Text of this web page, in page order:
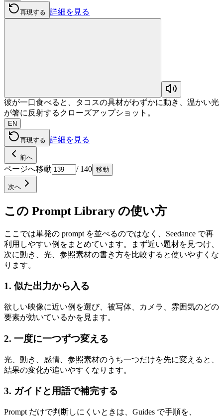
再現する 詳細を見る
彼が一口食べると、タコスの具材がわずかに動き、温かい光
が箸に反射するクローズアップショット。
EN
再現する 詳細を見る
前へ
ページへ移動 / 140 移動
次へ
この Prompt Library の使い方
ここでは単発の prompt を並べるのではなく、Seedance で再
利用しやすい例をまとめています。まず近い題材を見つけ、
次に動き、光、参照素材の書き方を比較すると使いやすくな
ります。
1. 似た出力から入る
欲しい映像に近い例を選び、被写体、カメラ、雰囲気のどの
要素が効いているかを見ます。
2. 一度に一つずつ変える
光、動き、感情、参照素材のうち一つだけを先に変えると、
結果の変化が追いやすくなります。
3. ガイドと用語で補完する
Prompt だけで判断しにくいときは、Guides で手順を、